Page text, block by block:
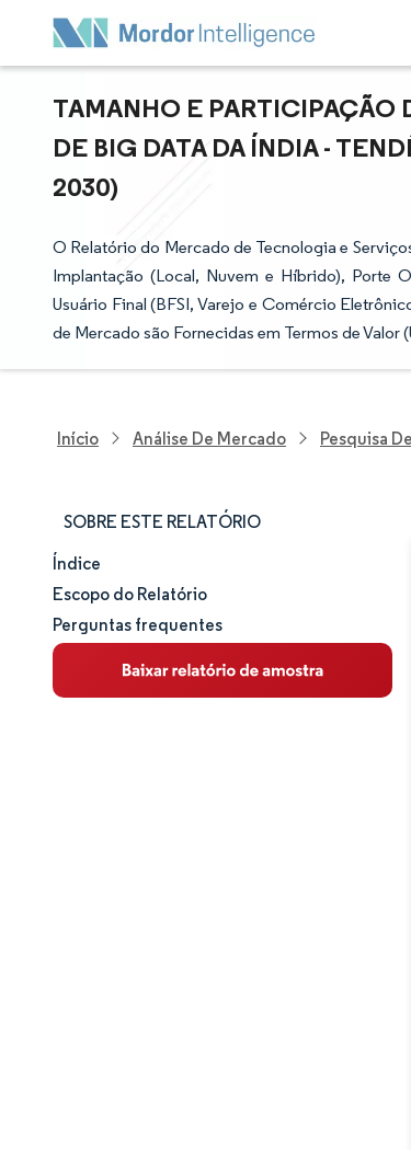
TAMANHO E PARTICIPAÇÃO
DE BIG DATA DA ÍNDIA -
2030)
O Relatório do Mercado de Tecnologia e
Implantação (Local, Nuvem e Híbrido), Porte
Usuário Final (BFSI, Varejo e Comércio
de Mercado são Fornecidas em Termos de Valor
Início Análise De Mercado Pesquisa
SOBRE ESTE RELATÓRIO
Tamanho e participação de mercado
Análise de mercado
Tendências e insights
Índice
Escopo do Relatório
Perguntas frequentes